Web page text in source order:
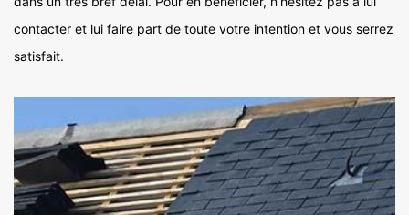
contacter et lui faire part de toute votre intention et vous serrez
satisfait.